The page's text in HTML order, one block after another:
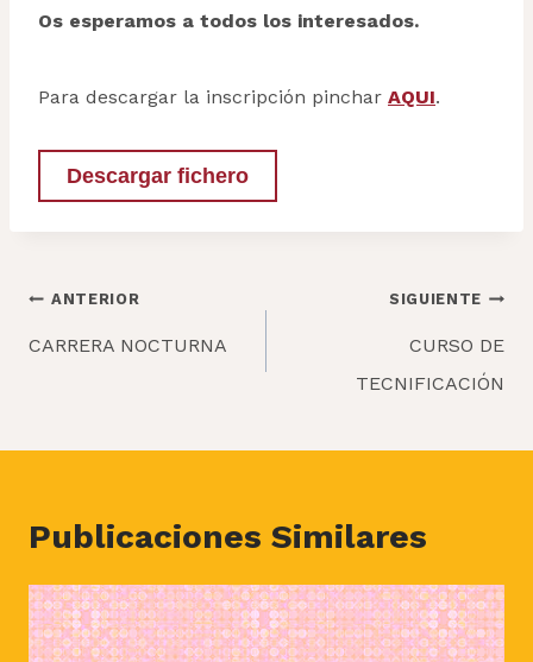
Os esperamos a todos los interesados.
Para descargar la inscripción pinchar AQUI.
Descargar fichero
Navegación
de
ANTERIOR
CARRERA NOCTURNA
SIGUIENTE
CURSO DE
TECNIFICACIÓN
Publicaciones Similares